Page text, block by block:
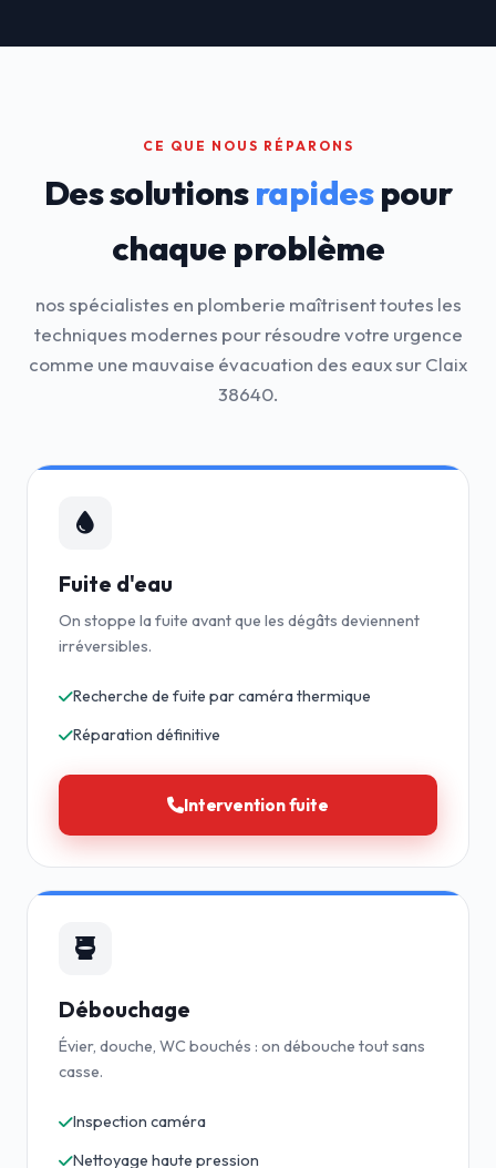
CE QUE NOUS RÉPARONS
Des solutionsrapidespour
chaque problème
nos spécialistes en plomberie maîtrisent toutes les
techniques modernes pour résoudre votre urgence
comme une mauvaise évacuation des eaux sur Claix
38640.
Fuite d'eau
On stoppe la fuite avant que les dégâts deviennent
irréversibles.
Recherche de fuite par caméra thermique
Réparation définitive
Intervention fuite
Débouchage
Évier, douche, WC bouchés : on débouche tout sans
casse.
Inspection caméra
Nettoyage haute pression